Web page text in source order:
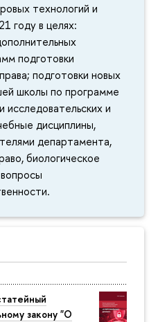
технологий и
году в целях:
подготовки
подготовки новых
школы по программе
исследовательских и
дисциплины,
департамента,
биологическое
закону "О